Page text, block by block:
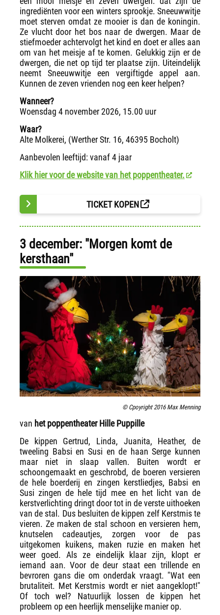
ingrediënten voor een winters sprookje. Sneeuwwitje
moet sterven omdat ze mooier is dan de koningin.
Ze vlucht door het bos naar de dwergen. Maar de
stiefmoeder achtervolgt het kind en doet er alles aan
om van het meisje af te komen. Gelukkig zijn er de
dwergen, die net op tijd ter plaatse zijn. Uiteindelijk
neemt Sneeuwwitje een vergiftigde appel aan.
Kunnen de zeven vrienden nog een keer helpen?
Wanneer?
Woensdag 4 november 2026, 15.00 uur
Waar?
Alte Molkerei, (Werther Str. 16, 46395 Bocholt)
Aanbevolen leeftijd: vanaf 4 jaar
Klik hier voor de website van het poppentheater.
TICKET KOPEN
3 december: "Morgen komt de
kersthaan"
© Cpoyright 2016 Max Menning
van het poppentheater Hille Puppille
De kippen Gertrud, Linda, Juanita, Heather, de
tweeling Babsi en Susi en de haan Serge kunnen
maar niet in slaap vallen. Buiten wordt er
schoongemaakt en geschrobd, de boeren versieren
de hele boerderij en zingen kerstliedjes, Babsi en
Susi zingen de hele tijd mee en het licht van de
kerstverlichting dringt door tot in de verste uithoeken
van de stal. Dus besluiten de kippen zelf Kerstmis te
vieren. Ze maken de stal schoon en versieren hem,
knutselen cadeautjes, zorgen voor de pas
uitgekomen kuikens, maken ruzie en maken het
weer goed. Als ze eindelijk klaar zijn, klopt er
iemand aan. Voor de deur staat een trillende en
bevroren gans die om onderdak vraagt. "Wat een
brutaliteit. Met Kerstmis wordt er niet aangeklopt!"
Of toch wel? Natuurlijk lossen de kippen het
probleem op een heerlijk menselijke manier op.